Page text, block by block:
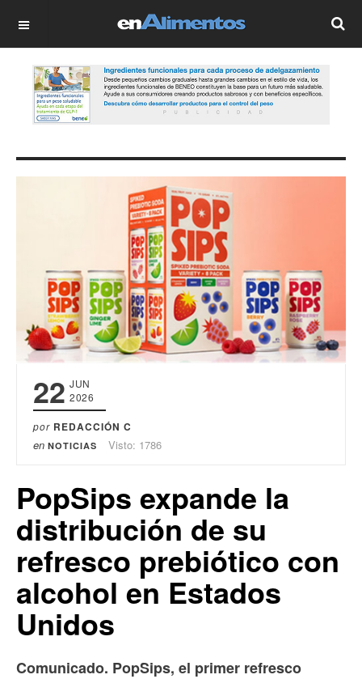
OFF CANVAS
22 JUN
2026
por REDACCIÓN C
en NOTICIAS Visto: 1786
PopSips expande la
distribución de su
refresco prebiótico con
alcohol en Estados
Unidos
Comunicado. PopSips, el primer refresco